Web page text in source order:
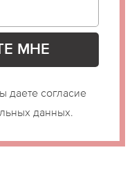
даете согласие
данных.